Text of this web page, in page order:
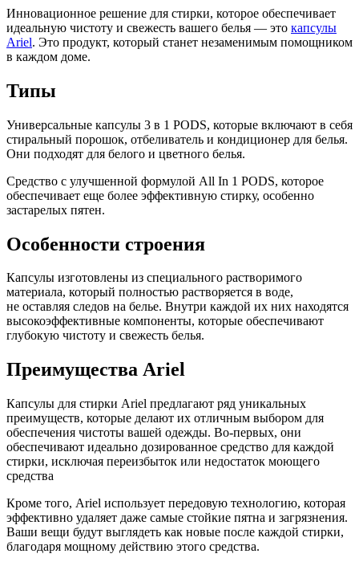
Инновационное решение для стирки, которое обеспечивает
идеальную чистоту и свежесть вашего белья — это капсулы
Ariel. Это продукт, который станет незаменимым помощником
в каждом доме.
Типы
Универсальные капсулы 3 в 1 PODS, которые включают в себя
стиральный порошок, отбеливатель и кондиционер для белья.
Они подходят для белого и цветного белья.
Средство с улучшенной формулой All In 1 PODS, которое
обеспечивает еще более эффективную стирку, особенно
застарелых пятен.
Особенности строения
Капсулы изготовлены из специального растворимого
материала, который полностью растворяется в воде,
не оставляя следов на белье. Внутри каждой их них находятся
высокоэффективные компоненты, которые обеспечивают
глубокую чистоту и свежесть белья.
Преимущества Ariel
Капсулы для стирки Ariel предлагают ряд уникальных
преимуществ, которые делают их отличным выбором для
обеспечения чистоты вашей одежды. Во-первых, они
обеспечивают идеально дозированное средство для каждой
стирки, исключая переизбыток или недостаток моющего
средства
Кроме того, Ariel использует передовую технологию, которая
эффективно удаляет даже самые стойкие пятна и загрязнения.
Ваши вещи будут выглядеть как новые после каждой стирки,
благодаря мощному действию этого средства.